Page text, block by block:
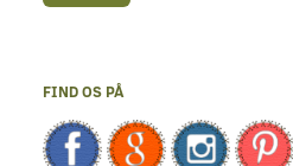
FIND OS PÅ